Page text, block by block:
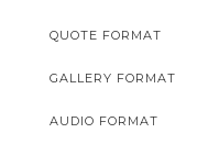
QUOTE FORMAT
GALLERY FORMAT
AUDIO FORMAT